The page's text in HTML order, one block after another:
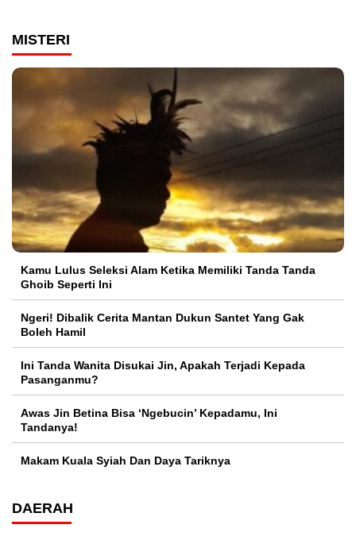
MISTERI
Kamu Lulus Seleksi Alam Ketika Memiliki Tanda Tanda
Ghoib Seperti Ini
Ngeri! Dibalik Cerita Mantan Dukun Santet Yang Gak
Boleh Hamil
Ini Tanda Wanita Disukai Jin, Apakah Terjadi Kepada
Pasanganmu?
Awas Jin Betina Bisa ‘Ngebucin’ Kepadamu, Ini
Tandanya!
Makam Kuala Syiah Dan Daya Tariknya
DAERAH